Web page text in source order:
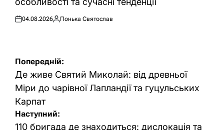
Оприлюднено
04.08.2026
Опубліковано
Понька Святослав
Навігація
записів
Попередній:
Де живе Святий Миколай: від древньої
Міри до чарівної Лапландії та гуцульських
Карпат
Наступний:
110 бригада де знаходиться: дислокація та